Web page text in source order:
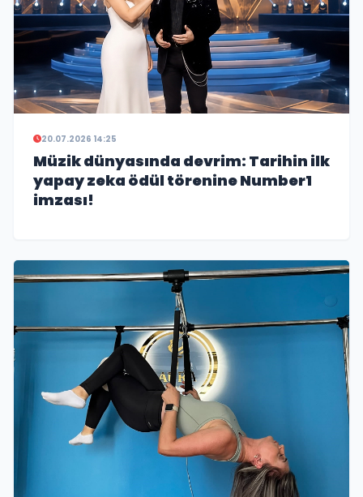
20.07.2026 14:25
Müzik dünyasında devrim: Tarihin ilk
yapay zeka ödül törenine Number1
imzası!